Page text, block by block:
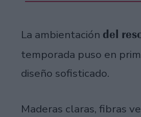
La ambientación del
temporada puso en
diseño sofisticado.
Maderas claras, fibras